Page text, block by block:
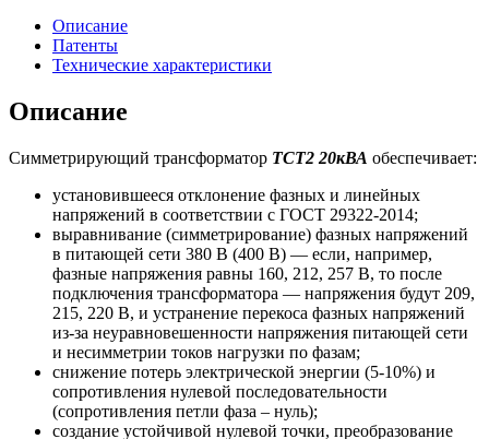
Описание
Патенты
Технические характеристики
Описание
Симметрирующий трансформатор ТСТ2 20кВА обеспечивает:
установившееся отклонение фазных и линейных
напряжений в соответствии с ГОСТ 29322-2014;
выравнивание (симметрирование) фазных напряжений
в питающей сети 380 В (400 В) — если, например,
фазные напряжения равны 160, 212, 257 В, то после
подключения трансформатора — напряжения будут 209,
215, 220 В, и устранение перекоса фазных напряжений
из-за неуравновешенности напряжения питающей сети
и несимметрии токов нагрузки по фазам;
снижение потерь электрической энергии (5-10%) и
сопротивления нулевой последовательности
(сопротивления петли фаза – нуль);
создание устойчивой нулевой точки, преобразование